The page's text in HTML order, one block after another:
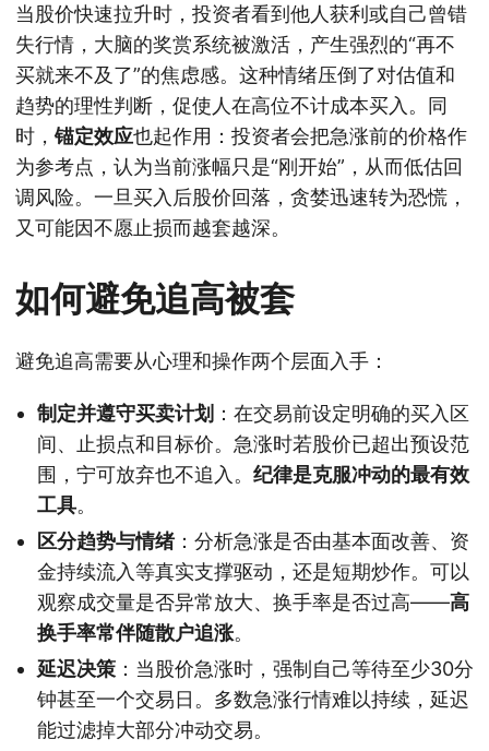
当股价快速拉升时，投资者看到他人获利或自己曾错
失行情，大脑的奖赏系统被激活，产生强烈的“再不
买就来不及了”的焦虑感。这种情绪压倒了对估值和
趋势的理性判断，促使人在高位不计成本买入。同
时，锚定效应也起作用：投资者会把急涨前的价格作
为参考点，认为当前涨幅只是“刚开始”，从而低估回
调风险。一旦买入后股价回落，贪婪迅速转为恐慌，
又可能因不愿止损而越套越深。
如何避免追高被套
避免追高需要从心理和操作两个层面入手：
制定并遵守买卖计划 ：在交易前设定明确的买入区
间、止损点和目标价。急涨时若股价已超出预设范
围，宁可放弃也不追入。 纪律是克服冲动的最有效
工具。
区分趋势与情绪：分析急涨是否由基本面改善、资
金持续流入等真实支撑驱动，还是短期炒作。可以
观察成交量是否异常放大、换手率是否过高——高
换手率常伴随散户追涨。
延迟决策 ：当股价急涨时，强制自己等待至少30分
钟甚至一个交易日。多数急涨行情难以持续，延迟
能过滤掉大部分冲动交易。